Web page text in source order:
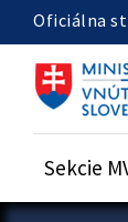
Preskocit na
Oficiálna
Sekcie
Zastavit